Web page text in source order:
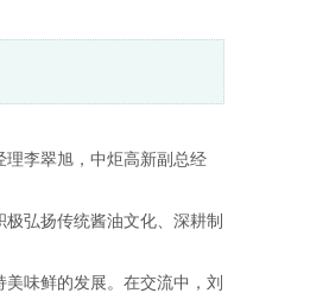
理李翠旭，中炬高新副总经
弘扬传统酱油文化、深耕制
味鲜的发展。在交流中，刘